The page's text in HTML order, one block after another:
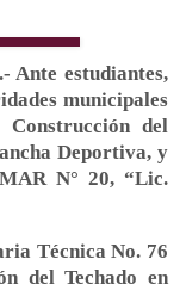
Ante estudiantes,
municipales
del
Deportiva, y
N° 20, “Lic.
Técnica No. 76
del Techado en